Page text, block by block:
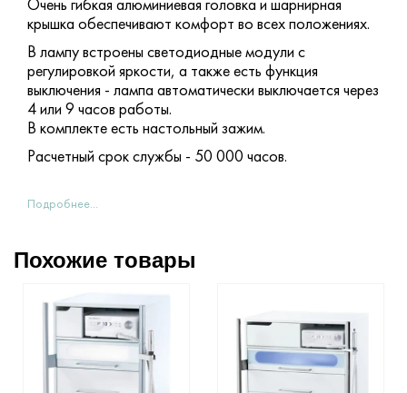
Очень гибкая алюминиевая головка и шарнирная
крышка обеспечивают комфорт во всех положениях.
В лампу встроены светодиодные модули с
регулировкой яркости, а также есть функция
выключения - лампа автоматически выключается через
4 или 9 часов работы.
В комплекте есть настольный зажим.
Расчетный срок службы - 50 000 часов.
Подробнее...
Похожие товары